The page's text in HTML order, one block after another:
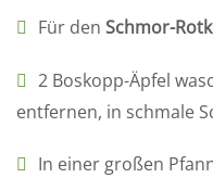
Für den Schmor-
2 Boskopp-Äpfel
entfernen, in schmale
In einer großen